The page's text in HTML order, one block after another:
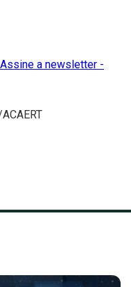
a newsletter -